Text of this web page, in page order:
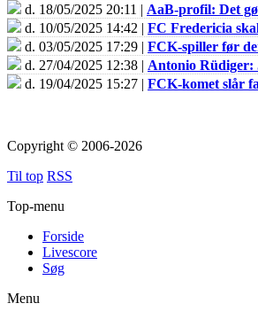
d. 18/05/2025 20:11 | AaB-profil: Det
d. 10/05/2025 14:42 | FC Fredericia
d. 03/05/2025 17:29 | FCK-spiller før
d. 27/04/2025 12:38 | Antonio Rüdiger:
d. 19/04/2025 15:27 | FCK-komet slår
Copyright © 2006-2026
Til top RSS
Top-menu
Forside
Livescore
Søg
Menu